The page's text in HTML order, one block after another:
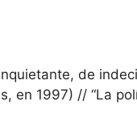
de
en 1997) // “La